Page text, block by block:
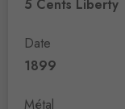
5 Cents Liberty
Date
1899
Métal